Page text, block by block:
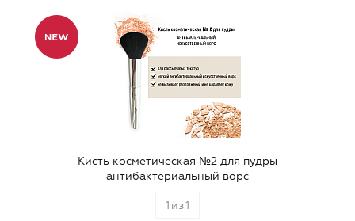
Кисть косметическая №2 для пудры
антибактериальный ворс
1 из1